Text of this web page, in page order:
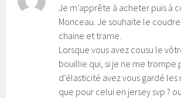
Je m’apprête à acheter puis à
Monceau. Je souhaite le coudre
chaine et trame.
Lorsque vous avez cousu le
bouillie qui, si je ne me trompe
d’élasticité avez vous gardé
que pour celui en jersey svp ?